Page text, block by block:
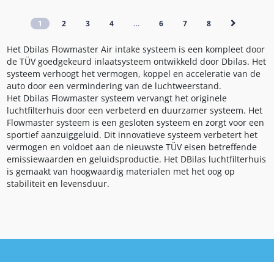
1 2 3 4 … 6 7 8
Het Dbilas Flowmaster Air intake systeem is een kompleet door
de TÜV goedgekeurd inlaatsysteem ontwikkeld door Dbilas. Het
systeem verhoogt het vermogen, koppel en acceleratie van de
auto door een vermindering van de luchtweerstand.
Het Dbilas Flowmaster systeem vervangt het originele
luchtfilterhuis door een verbeterd en duurzamer systeem. Het
Flowmaster systeem is een gesloten systeem en zorgt voor een
sportief aanzuiggeluid. Dit innovatieve systeem verbetert het
vermogen en voldoet aan de nieuwste TÜV eisen betreffende
emissiewaarden en geluidsproductie. Het DBilas luchtfilterhuis
is gemaakt van hoogwaardig materialen met het oog op
stabiliteit en levensduur.